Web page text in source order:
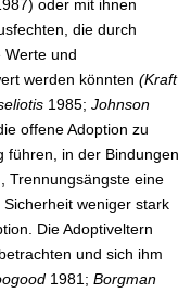
oder mit ihnen
die durch
Werte und
werden könnten (Kraft
1985; Johnson
offene Adoption zu
führen, in der Bindungen
Trennungsängste eine
weniger stark
Die Adoptiveltern
und sich ihm
1981; Borgman